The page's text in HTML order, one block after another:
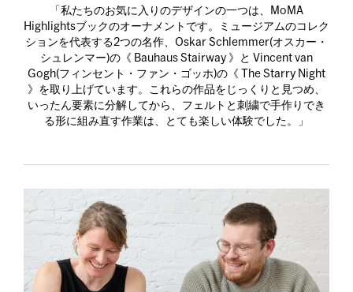
「私たちのお気に入りのデザインの一つは、MoMA
Highlightsブックのオーナメントです。ミュージアムのコレク
ションを代表する2つの名作、Oskar Schlemmer(オスカー・
シュレンマー)の《 Bauhaus Stairway 》と Vincent van
Gogh(フィンセント・ファン・ゴッホ)の《 The Starry Night
》を取り上げています。これらの作品をじっくりと見つめ、
いったん要素に分解してから、フェルトと刺繍で手作りでき
る形に組み直す作業は、とても楽しい体験でした。」